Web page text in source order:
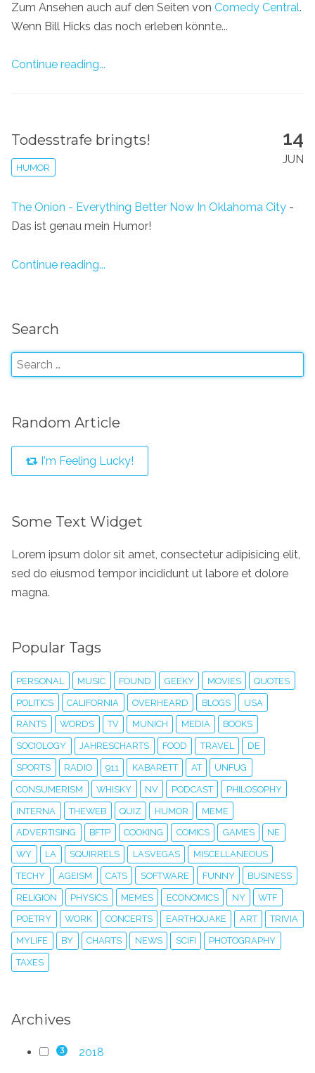
Zum Ansehen auch auf den Seiten von Comedy Central.
Wenn Bill Hicks das noch erleben könnte...
Continue reading...
14
JUN
Todesstrafe bringts!
HUMOR
The Onion - Everything Better Now In Oklahoma City -
Das ist genau mein Humor!
Continue reading...
Search
Random Article
I'm Feeling Lucky!
Some Text Widget
Lorem ipsum dolor sit amet, consectetur adipisicing elit,
sed do eiusmod tempor incididunt ut labore et dolore
magna.
Popular Tags
PERSONAL MUSIC FOUND GEEKY MOVIES QUOTES
POLITICS CALIFORNIA OVERHEARD BLOGS USA
RANTS WORDS TV MUNICH MEDIA BOOKS
SOCIOLOGY JAHRESCHARTS FOOD TRAVEL DE
SPORTS RADIO 911 KABARETT AT UNFUG
CONSUMERISM WHISKY NV PODCAST PHILOSOPHY
INTERNA THEWEB QUIZ HUMOR MEME
ADVERTISING BFTP COOKING COMICS GAMES NE
WY LA SQUIRRELS LASVEGAS MISCELLANEOUS
TECHY AGEISM CATS SOFTWARE FUNNY BUSINESS
RELIGION PHYSICS MEMES ECONOMICS NY WTF
POETRY WORK CONCERTS EARTHQUAKE ART TRIVIA
MYLIFE BY CHARTS NEWS SCIFI PHOTOGRAPHY
TAXES
Archives
3 2018